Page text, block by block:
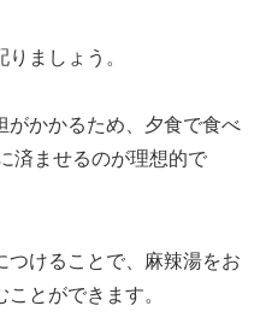
ましょう。
がかかるため、夕食で食べ
済ませるのが理想的で
つけることで、麻辣湯をお
とができます。